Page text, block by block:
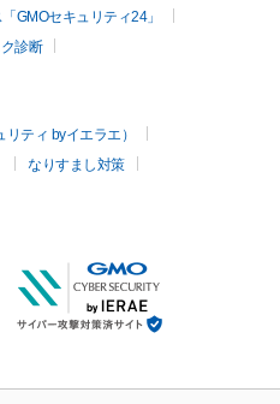
GMOセキュリティ24」
診断
ティ byイエラエ）
なりすまし対策